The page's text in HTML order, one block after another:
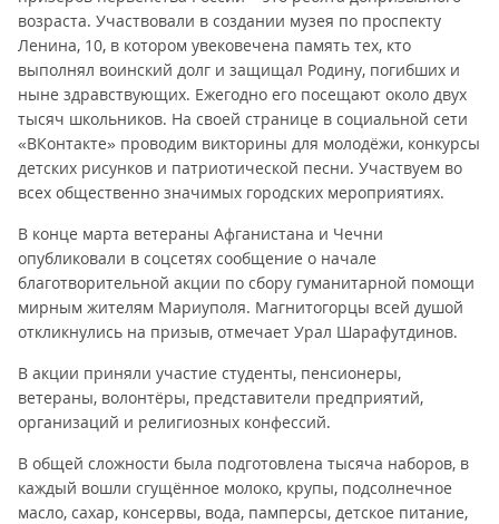
возраста. Участвовали в создании музея по проспекту
Ленина, 10, в котором увековечена память тех, кто
выполнял воинский долг и защищал Родину, погибших и
ныне здравствующих. Ежегодно его посещают около двух
тысяч школьников. На своей странице в социальной сети
«ВКонтакте» проводим викторины для молодёжи, конкурсы
детских рисунков и патриотической песни. Участвуем во
всех общественно значимых городских мероприятиях.
В конце марта ветераны Афганистана и Чечни
опубликовали в соцсетях сообщение о начале
благотворительной акции по сбору гуманитарной помощи
мирным жителям Мариуполя. Магнитогорцы всей душой
откликнулись на призыв, отмечает Урал Шарафутдинов.
В акции приняли участие студенты, пенсионеры,
ветераны, волонтёры, представители предприятий,
организаций и религиозных конфессий.
В общей сложности была подготовлена тысяча наборов, в
каждый вошли сгущённое молоко, крупы, подсолнечное
масло, сахар, консервы, вода, памперсы, детское питание,